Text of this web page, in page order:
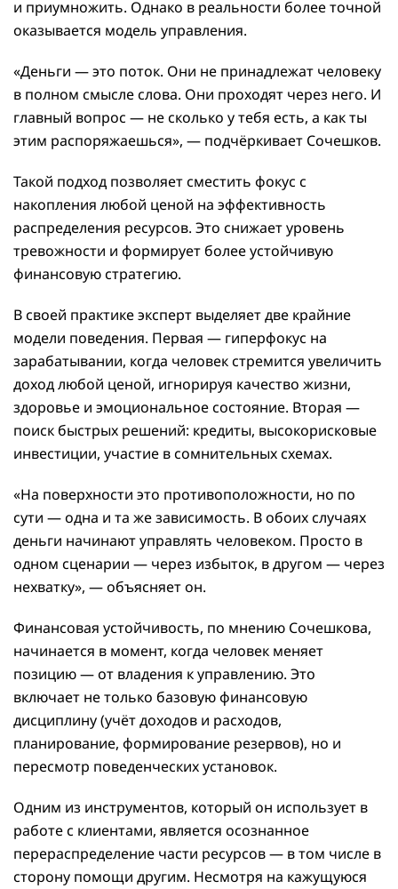
и приумножить. Однако в реальности более точной
оказывается модель управления.
«Деньги — это поток. Они не принадлежат человеку
в полном смысле слова. Они проходят через него. И
главный вопрос — не сколько у тебя есть, а как ты
этим распоряжаешься», — подчёркивает Сочешков.
Такой подход позволяет сместить фокус с
накопления любой ценой на эффективность
распределения ресурсов. Это снижает уровень
тревожности и формирует более устойчивую
финансовую стратегию.
В своей практике эксперт выделяет две крайние
модели поведения. Первая — гиперфокус на
зарабатывании, когда человек стремится увеличить
доход любой ценой, игнорируя качество жизни,
здоровье и эмоциональное состояние. Вторая —
поиск быстрых решений: кредиты, высокорисковые
инвестиции, участие в сомнительных схемах.
«На поверхности это противоположности, но по
сути — одна и та же зависимость. В обоих случаях
деньги начинают управлять человеком. Просто в
одном сценарии — через избыток, в другом — через
нехватку», — объясняет он.
Финансовая устойчивость, по мнению Сочешкова,
начинается в момент, когда человек меняет
позицию — от владения к управлению. Это
включает не только базовую финансовую
дисциплину (учёт доходов и расходов,
планирование, формирование резервов), но и
пересмотр поведенческих установок.
Одним из инструментов, который он использует в
работе с клиентами, является осознанное
перераспределение части ресурсов — в том числе в
сторону помощи другим. Несмотря на кажущуюся